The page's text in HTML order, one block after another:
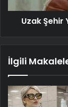
Uzak Şehir
İlgili